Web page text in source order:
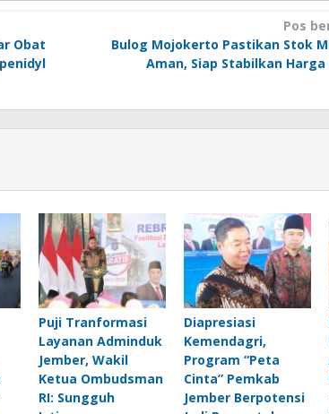
Obat
Pos
Bulog Mojokerto Pastikan Stok
Aman, Siap Stabilkan Harga
Puji Tranformasi
Layanan Adminduk
Jember, Wakil
Ketua Ombudsman
RI: Sungguh
Diapresiasi
Kemendagri,
Program “Peta
Cinta” Pemkab
Jember Berpotensi